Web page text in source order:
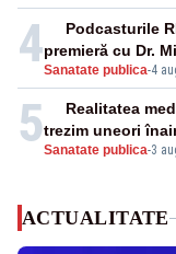
4Sanatate publica-4
Podcasturile
premieră cu Dr.
5Sanatate publica-3
Realitatea
trezim uneori
ACTUALITATE